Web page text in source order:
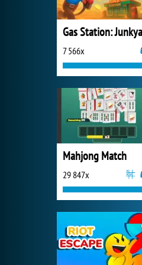
7 566x
Mahjong Match
29 847x